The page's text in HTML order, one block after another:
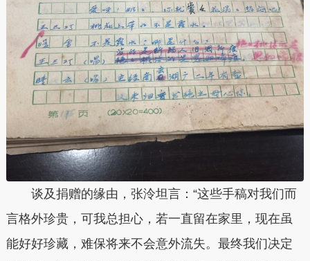
谈及捐赠的缘由，张泠坦言：“这些手稿对我们而
言格外珍贵，可我总担心，若一直留在家里，现在虽
能好好珍藏，难保将来不会意外流失。最终我们决定